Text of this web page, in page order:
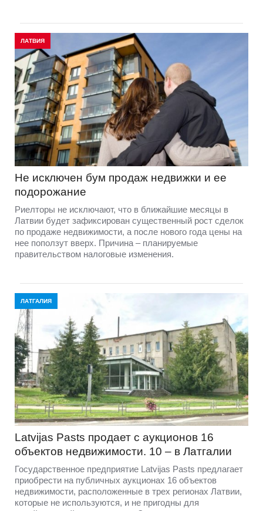
ЛАТВИЯ
Не исключен бум продаж недвижки и ее
подорожание
Риелторы не исключают, что в ближайшие месяцы в
Латвии будет зафиксирован существенный рост сделок
по продаже недвижимости, а после нового года цены на
нее поползут вверх. Причина – планируемые
правительством налоговые изменения.
ЛАТГАЛИЯ
Latvijas Pasts продает с аукционов 16
объектов недвижимости. 10 – в Латгалии
Государственное предприятие Latvijas Pasts предлагает
приобрести на публичных аукционах 16 объектов
недвижимости, расположенные в трех регионах Латвии,
которые не используются, и не пригодны для